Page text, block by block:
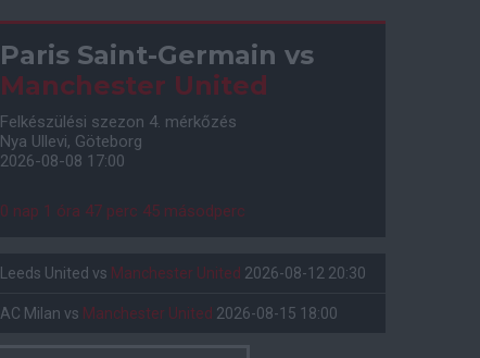
Paris Saint-Germain vs
Manchester United
Felkészülési szezon 4. mérkőzés
Nya Ullevi, Göteborg
2026-08-08 17:00
0 nap 1 óra 47 perc 44 másodperc
Leeds United vs Manchester United 2026-08-12 20:30
AC Milan vs Manchester United 2026-08-15 18:00